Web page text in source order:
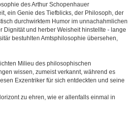
des Arthur Schopenhauer
ein Genie des Tiefblicks, der Philosoph, der
durchwirktem Humor im unnachahmlichen
Dignität und herber Weisheit hinstellte - lange
bestuhlten Amtsphilosophie übersehen,
Milieu des philosophischen
wissen, zumeist verkannt, während es
Exzentriker für sich entdeckten und seine
zu ehren, wie er allenfalls einmal in